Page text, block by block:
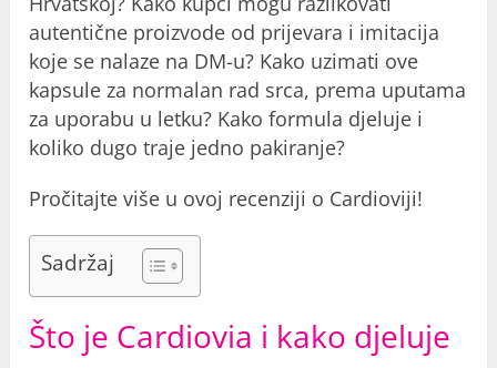
autentične proizvode od prijevara i imitacija
koje se nalaze na DM-u? Kako uzimati ove
kapsule za normalan rad srca, prema uputama
za uporabu u letku? Kako formula djeluje i
koliko dugo traje jedno pakiranje?
Pročitajte više u ovoj recenziji o Cardioviji!
Sadržaj
Što je Cardiovia i kako djeluje